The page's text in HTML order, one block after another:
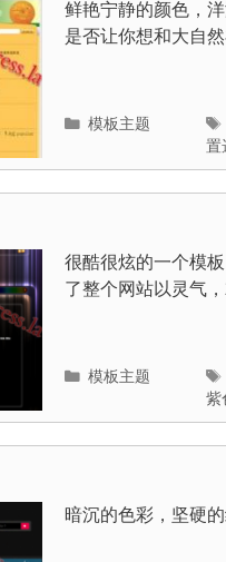
鲜艳宁静的颜色，
是否让你想和大自
分
目
录
模板主题
置
很酷很炫的一个模
了整个网站以灵气
分
目
录
模板主题
紫
暗沉的色彩，坚硬